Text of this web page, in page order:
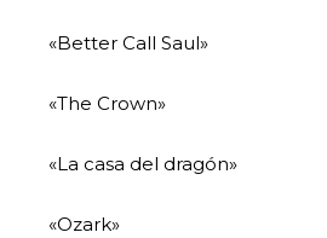
«Better Call Saul»
«The Crown»
«La casa del dragón»
«Ozark»